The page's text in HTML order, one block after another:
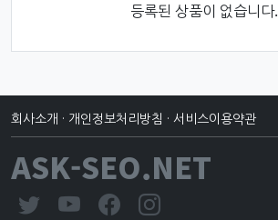
등록된 상품이 없습니다.
회사소개 · 개인정보처리방침 · 서비스이용약관
ASK-SEO.NET